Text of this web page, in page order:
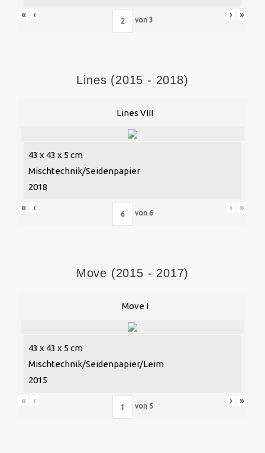
« ‹
von 3
› »
Lines (2015 - 2018)
Lines VIII
43 x 43 x 5 cm
Mischtechnik/Seidenpapier
2018
« ‹
von 6
› »
Move (2015 - 2017)
Move I
43 x 43 x 5 cm
Mischtechnik/Seidenpapier/Leim
2015
« ‹
von 5
› »